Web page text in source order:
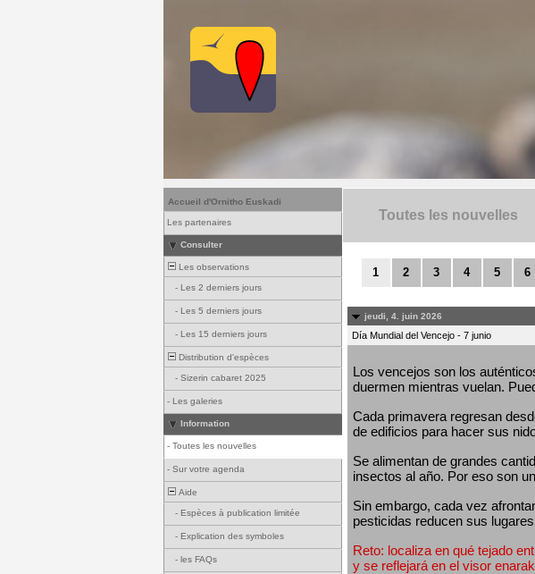
Accueil d'Ornitho Euskadi
Les partenaires
Consulter
Les observations
- Les 2 derniers jours
- Les 5 derniers jours
- Les 15 derniers jours
Distribution d'espèces
- Sizerin cabaret 2025
- Les galeries
Information
- Toutes les nouvelles
- Sur votre agenda
Aide
- Espèces à publication limitée
- Explication des symboles
- les FAQs
Toutes les nouvelles
1 2 3 4 5 6
jeudi, 4. juin 2026
Día Mundial del Vencejo - 7 junio
Los vencejos son los
duermen mientras vuelan.
Cada primavera regresan
de edificios para hacer sus
Se alimentan de grandes
insectos al año. Por eso son
Sin embargo, cada vez
pesticidas reducen sus
Reto: localiza en qué tejado
y se reflejará en el visor